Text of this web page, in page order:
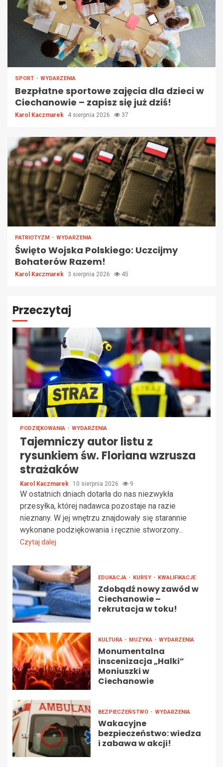
SPORT WYDARZENIA
Bezpłatne sportowe zajęcia dla dzieci w
Ciechanowie – zapisz się już dziś!
Karol Kaczmarek 4 sierpnia 2026 37
PATRIOTYZM WYDARZENIA
Święto Wojska Polskiego: Uczcijmy
Bohaterów Razem!
Karol Kaczmarek 3 sierpnia 2026 45
Przeczytaj
PODZIĘKOWANIA WYDARZENIA
Tajemniczy autor listu z
rysunkiem św. Floriana wzrusza
strażaków
Karol Kaczmarek 10 sierpnia 2026 9
W ostatnich dniach dotarła do nas niezwykła
przesyłka, której nadawca pozostaje na razie
nieznany. W jej wnętrzu znajdowały się starannie
wykonane podziękowania i ręcznie stworzony...
Czytaj dalej
EDUKACJA KURSY KWALIFIKACJE
Zdobądź nowy zawód w
Ciechanowie –
rekrutacja w toku!
KULTURA MUZYKA WYDARZENIA
Monumentalna
inscenizacja „Halki”
Moniuszki w
Ciechanowie
BEZPIECZEŃSTWO WYDARZENIA
Wakacyjne
bezpieczeństwo: wiedza
i zabawa w akcji!